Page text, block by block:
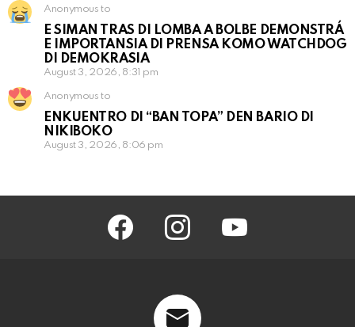
Anonymous to
E SIMAN TRAS DI LOMBA A BOLBE DEMONSTRÁ
E IMPORTANSIA DI PRENSA KOMO WATCHDOG
DI DEMOKRASIA
August 3, 2026, 8:31 pm
Anonymous to
ENKUENTRO DI “BAN TOPA” DEN BARIO DI
NIKIBOKO
August 3, 2026, 8:06 pm
facebook instagram youtube